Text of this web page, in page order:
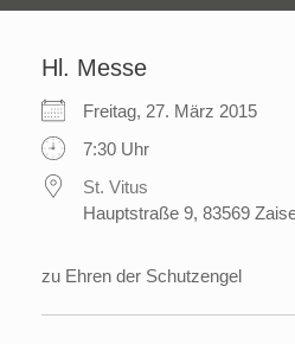
Hl. Messe
Freitag, 27. März 2015
7:30 Uhr
St. Vitus
Hauptstraße 9, 83569
zu Ehren der Schutzengel